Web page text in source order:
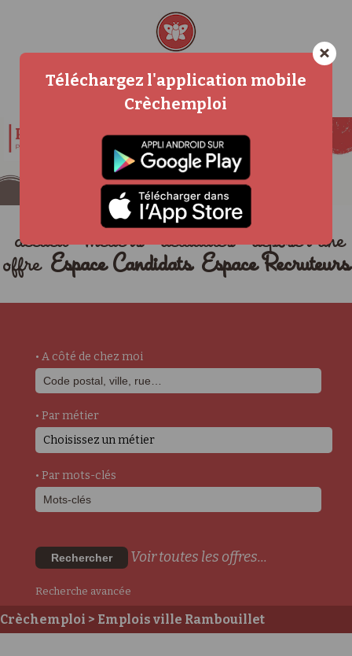
accueil métiers actualités
déposer une
offre Espace Candidats Espace Recruteurs
• A côté de chez moi
• Par métier
Choisissez un métier
• Par mots-clés
Rechercher Voir toutes les offres...
Recherche avancée
Crèchemploi > Emplois ville Rambouillet
×
Téléchargez l'application mobile
Crèchemploi